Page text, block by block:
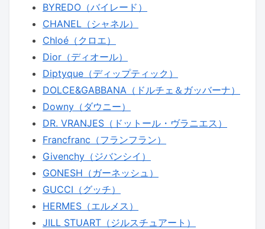
BYREDO（バイレード）
CHANEL（シャネル）
Chloé（クロエ）
Dior（ディオール）
Diptyque（ディップティック）
DOLCE&GABBANA（ドルチェ＆ガッバーナ）
Downy（ダウニー）
DR. VRANJES（ドットール・ヴラニエス）
Francfranc（フランフラン）
Givenchy（ジバンシイ）
GONESH（ガーネッシュ）
GUCCI（グッチ）
HERMES（エルメス）
JILL STUART（ジルスチュアート）